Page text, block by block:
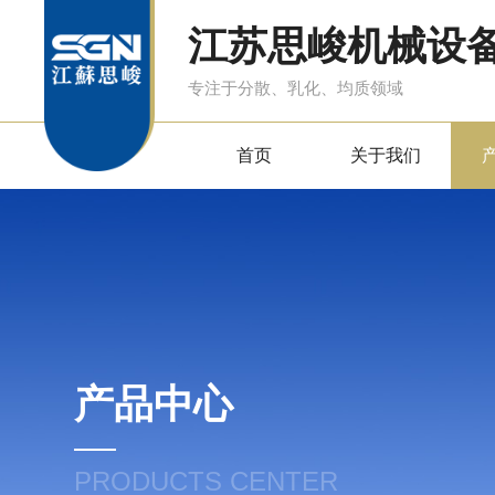
江苏思峻机械设
专注于分散、乳化、均质领域
首页 关于我们
产品中心
PRODUCTS CENTER